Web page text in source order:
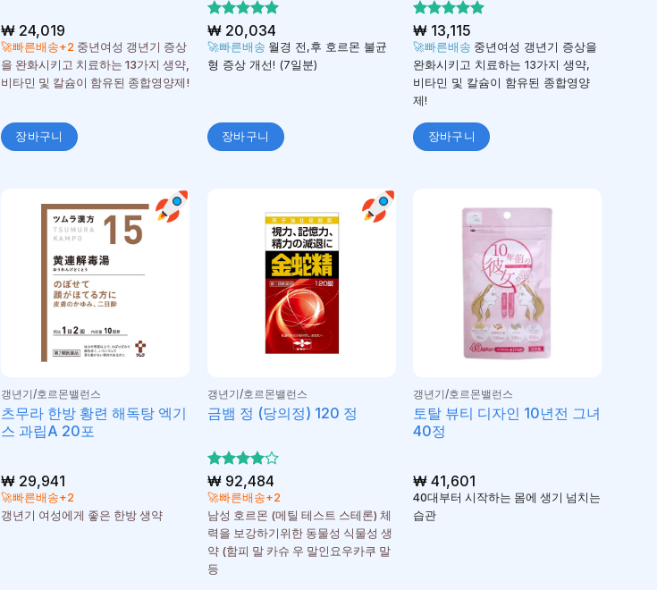
₩24,019
🚀빠른배송+2 중년여성 갱년기 증상
을 완화시키고 치료하는 13가지 생약,
비타민 및 칼슘이 함유된 종합영양제!
장바구니
5 중에서
5로 평가
됨
₩20,034
🚀빠른배송 월경 전,후 호르몬 불균
형 증상 개선! (7일분)
장바구니
5 중에서
5로 평가
됨
₩ 13,115
🚀빠른배송 중년여성 갱년기 증상을
완화시키고 치료하는 13가지 생약,
비타민 및 칼슘이 함유된 종합영양
제!
장바구니
갱년기/호르몬밸런스
츠무라 한방 황련 해독탕 엑기
스 과립A 20포
₩29,941
🚀빠른배송+2
갱년기 여성에게 좋은 한방 생약
갱년기/호르몬밸런스
금뱀 정 (당의정) 120 정
5 중에서
4로 평
가됨
₩92,484
🚀빠른배송+2
남성 호르몬 (메틸 테스트 스테론) 체
력을 보강하기위한 동물성 식물성 생
약 (함피 말 카슈 우 말인요우카쿠 말
등
갱년기/호르몬밸런스
토탈 뷰티 디자인 10년전 그녀
40정
₩ 41,601
40대부터 시작하는 몸에 생기 넘치는
습관